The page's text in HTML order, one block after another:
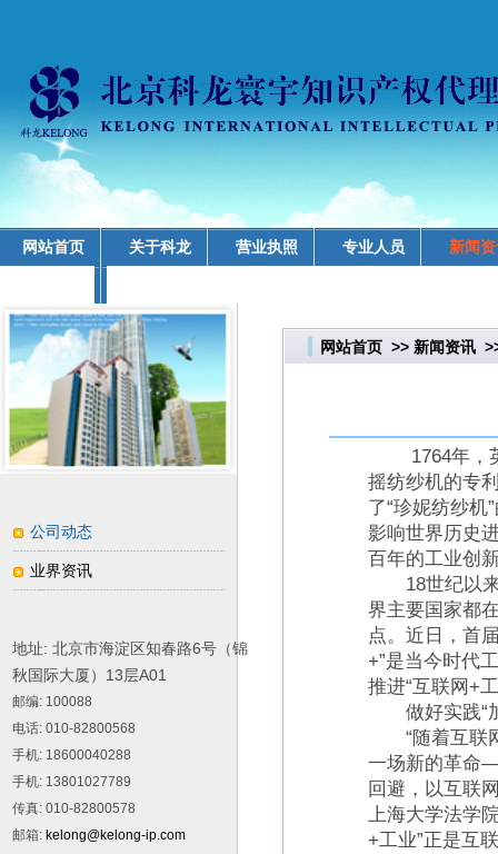
网站首页 关于科龙 营业执照 专业人员 新闻
公司动态
业界资讯
地址: 北京市海淀区知春路6号（锦
秋国际大厦）13层A01
邮编: 100088
电话: 010-82800568
手机: 18600040288
手机: 13801027789
传真: 010-82800578
邮箱: kelong@kelong-ip.com
网站首页 >> 新闻资讯
1764年，英
摇纺纱机的专
了“珍妮纺纱机
影响世界历史
百年的工业创
18世纪以来
界主要国家都
点。近日，首
+”是当今时代
推进“互联网+
做好实践“
“随着互联网
一场新的革命
回避，以互联
上海大学法学
+工业”正是互